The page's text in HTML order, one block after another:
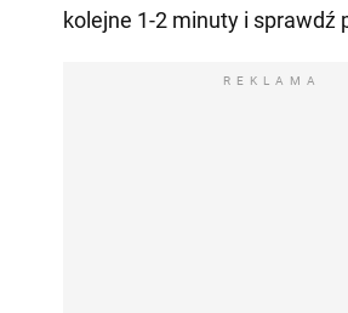
kolejne 1-2 minuty i sprawdź
REKLAMA